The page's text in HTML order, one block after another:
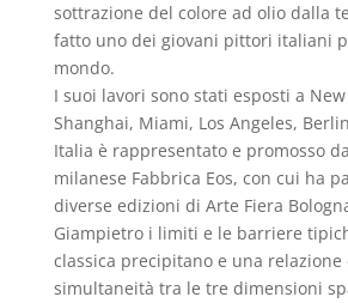
sottrazione del colore ad olio dalla
fatto uno dei giovani pittori italiani
mondo.
I suoi lavori sono stati esposti a
Shanghai, Miami, Los Angeles,
Italia è rappresentato e promosso
milanese Fabbrica Eos, con cui ha
diverse edizioni di Arte Fiera
Giampietro i limiti e le barriere
classica precipitano e una
simultaneità tra le tre dimensioni